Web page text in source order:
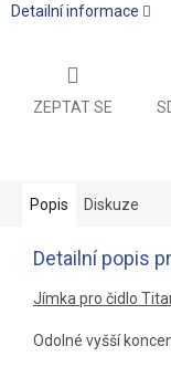
Detailní informace
ZEPTAT SE
Popis Diskuze
Detailní popis
Jímka pro čidlo
Odolné vyšší